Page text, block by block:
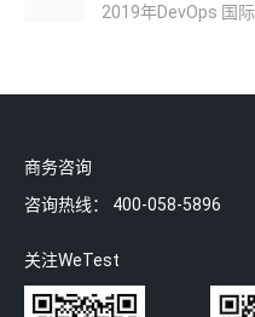
商务咨询
咨询热线：
400-058-5896
关注WeTest